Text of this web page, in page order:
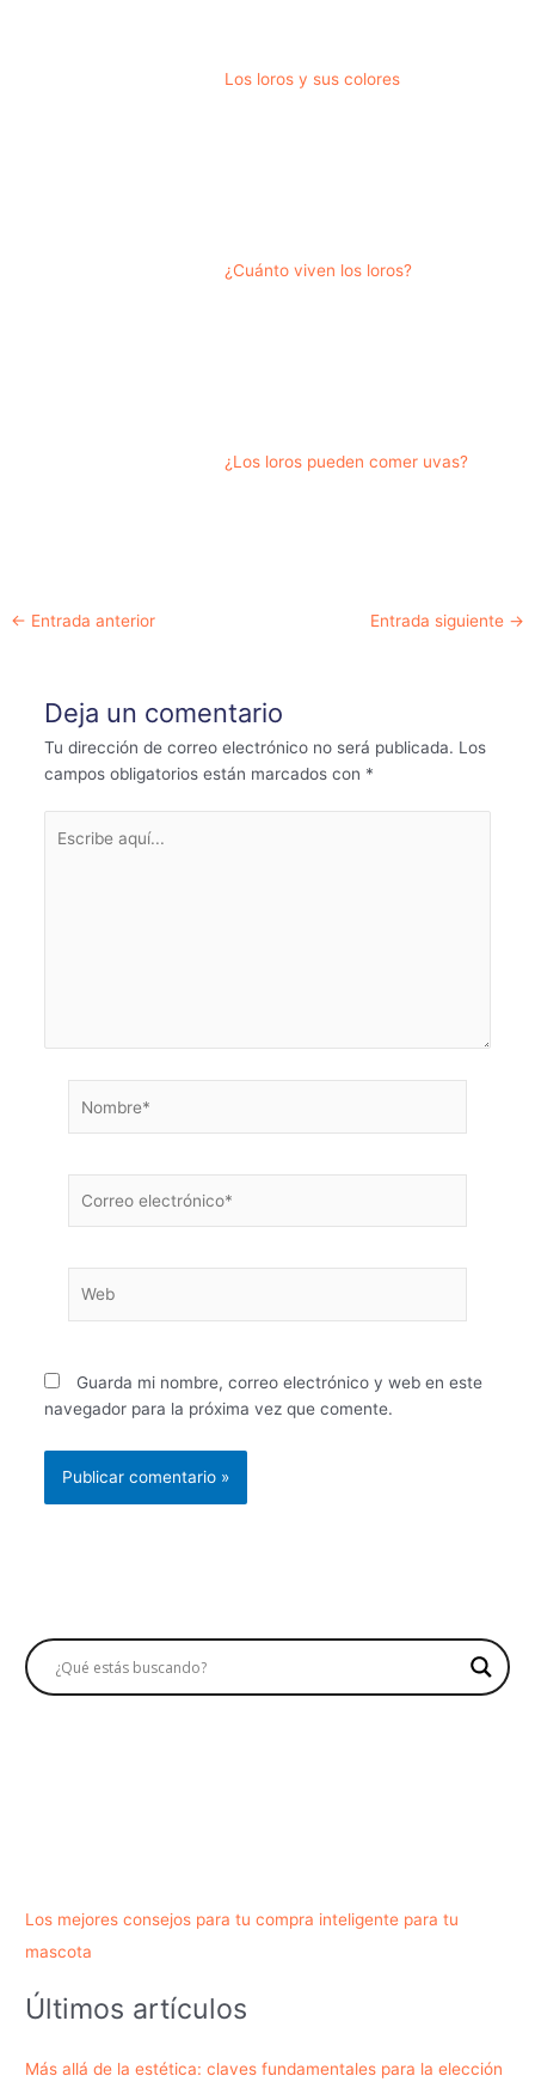
Los loros y sus colores
¿Cuánto viven los loros?
¿Los loros pueden comer uvas?
Navegación
← Entrada anterior Entrada siguiente →
Deja un comentario
Tu dirección de correo electrónico no será publicada. Los
campos obligatorios están marcados con *
aquí...
electrónico*
Guarda mi nombre, correo electrónico y web en este
navegador para la próxima vez que comente.
Los mejores consejos para tu compra inteligente para tu
mascota
Últimos artículos
Más allá de la estética: claves fundamentales para la elección